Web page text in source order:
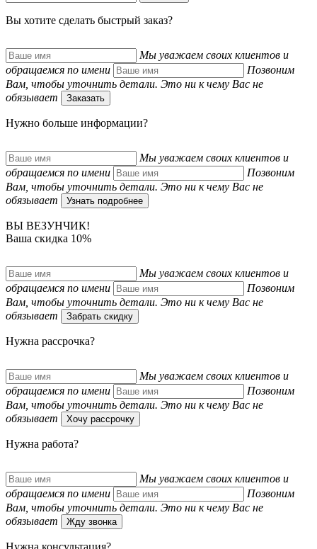
Вы хотите сделать быстрый заказ?
Мы уважаем своих клиентов и
обращаемся по имени
Позвоним
Вам, чтобы уточнить детали. Это ни к чему Вас не
обязывает
Заказать
Нужно больше информации?
Мы уважаем своих клиентов и
обращаемся по имени
Позвоним
Вам, чтобы уточнить детали. Это ни к чему Вас не
обязывает
Узнать подробнее
ВЫ ВЕЗУНЧИК!
Ваша скидка 10%
Мы уважаем своих клиентов и
обращаемся по имени
Позвоним
Вам, чтобы уточнить детали. Это ни к чему Вас не
обязывает
Забрать скидку
Нужна рассрочка?
Мы уважаем своих клиентов и
обращаемся по имени
Позвоним
Вам, чтобы уточнить детали. Это ни к чему Вас не
обязывает
Хочу рассрочку
Нужна работа?
Мы уважаем своих клиентов и
обращаемся по имени
Позвоним
Вам, чтобы уточнить детали. Это ни к чему Вас не
обязывает
Жду звонка
Нужна консультация?